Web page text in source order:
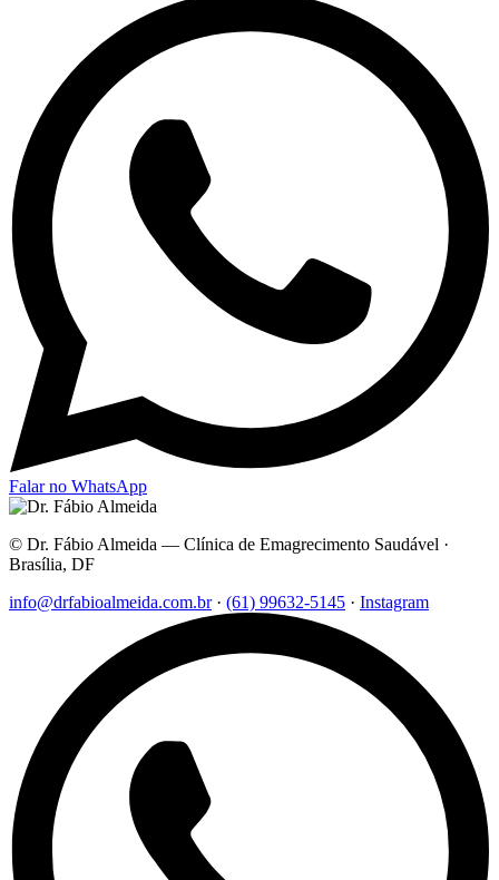
Falar no WhatsApp
© Dr. Fábio Almeida — Clínica de Emagrecimento Saudável ·
Brasília, DF
info@drfabioalmeida.com.br · (61) 99632-5145 · Instagram